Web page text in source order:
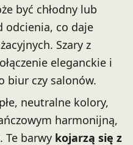
być chłodny lub
odcienia, co daje
Szary z
eleganckie i
biur czy salonów.
neutralne kolory,
harmonijną,
Te barwy kojarzą się z